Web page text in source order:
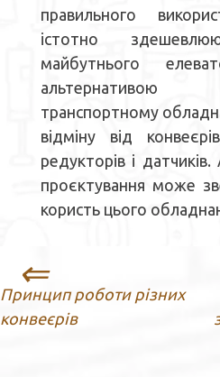
правильного
істотно
майбутнього
транспортному
відміну від
редукторів і
проєктування може
користь цього
Навігація
записів
Принцип роботи різних
конвеєрів